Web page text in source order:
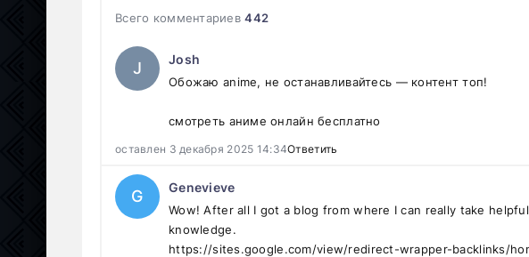
Всего комментариев442
J Josh
Обожаю anime, не останавливайтесь — контент топ!
смотреть аниме онлайн бесплатно
оставлен 3 декабря 2025 14:34Ответить
G Genevieve
Wow! After all I got a blog from where I can really take
knowledge.
https://sites.google.com/view/redirect-wrapper-backlinks/